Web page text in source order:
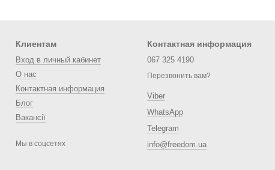
Клиентам
Вход в личный кабинет
О нас
Контактная информация
Блог
Вакансії
Мы в соцсетях
Контактная информация
067 325 4190
Перезвонить вам?
Viber
WhatsApp
Telegram
info@freedom.ua